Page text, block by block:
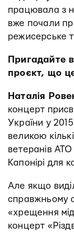
працювала з
вже почали
режисерське
Пригадайте
проєкт, що
Наталія
концерт
України у
великою
ветеранів АТО
Капонірі для
Але якщо
справжньому
«хрещення
концерт